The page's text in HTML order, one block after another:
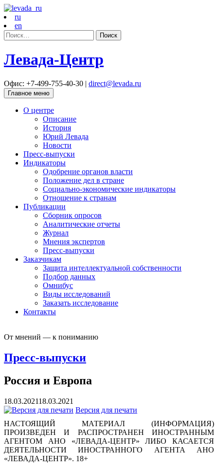
ru
en
Найти:
Левада-Центр
Офис: +7-499-755-40-30 | direct@levada.ru
Главное меню
О центре
Описание
История
Юрий Левада
Новости
Пресс-выпуски
Индикаторы
Одобрение органов власти
Положение дел в стране
Социально-экономические индикаторы
Отношение к странам
Публикации
Сборник опросов
Аналитические отчеты
Журнал
Мнения экспертов
Пресс-выпуски
Заказчикам
Защита интеллектуальной собственности
Подбор данных
Омнибус
Виды исследований
Заказать исследование
Контакты
От мнений — к пониманию
Пресс-выпуски
Россия и Европа
18.03.202118.03.2021
Версия для печати
НАСТОЯЩИЙ МАТЕРИАЛ (ИНФОРМАЦИЯ)
ПРОИЗВЕДЕН И РАСПРОСТРАНЕН ИНОСТРАННЫМ
АГЕНТОМ АНО «ЛЕВАДА-ЦЕНТР» ЛИБО КАСАЕТСЯ
ДЕЯТЕЛЬНОСТИ ИНОСТРАННОГО АГЕНТА АНО
«ЛЕВАДА-ЦЕНТР». 18+